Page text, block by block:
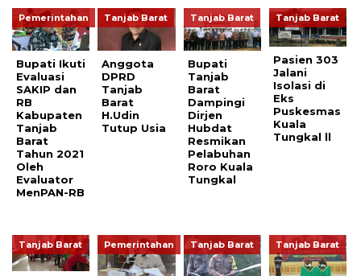
Pemerintahan
Bupati Ikuti
Evaluasi
SAKIP dan
RB
Kabupaten
Tanjab
Barat
Tahun 2021
Oleh
Evaluator
MenPAN-RB
Tanjab Barat
Anggota
DPRD
Tanjab
Barat
H.Udin
Tutup Usia
Tanjab Barat
Bupati
Tanjab
Barat
Dampingi
Dirjen
Hubdat
Resmikan
Pelabuhan
Roro Kuala
Tungkal
Tanjab Barat
Pasien 303
Jalani
Isolasi di
Eks
Puskesmas
Kuala
Tungkal ll
Tanjab Barat Pemerintahan Tanjab Barat Tanjab Barat